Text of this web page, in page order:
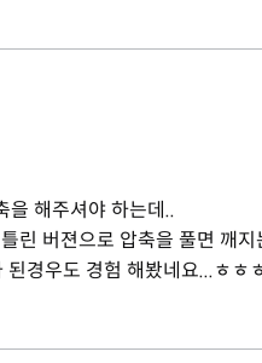
을 해주셔야 하는데..
린 버젼으로 압축을 풀면 깨지
경우도 경험 해봤네요...ㅎㅎ